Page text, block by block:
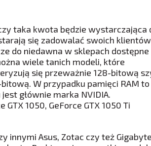
taka kwota będzie wystarczająca
się zadowalać swoich
do niedawna w sklepach dostępne
wiele tanich modeli, które
się przeważnie 128-bitową
W przypadku pamięci RAM to
głównie marka NVIDIA.
1050, GeForce GTX 1050 Ti
innymi Asus, Zotac czy też